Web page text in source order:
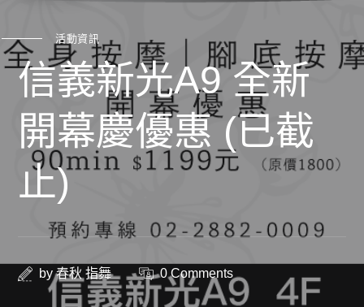
活動資訊
信義新光A9 全新
開幕慶優惠 (已截
止)
by春秋 指舞 0 Comments